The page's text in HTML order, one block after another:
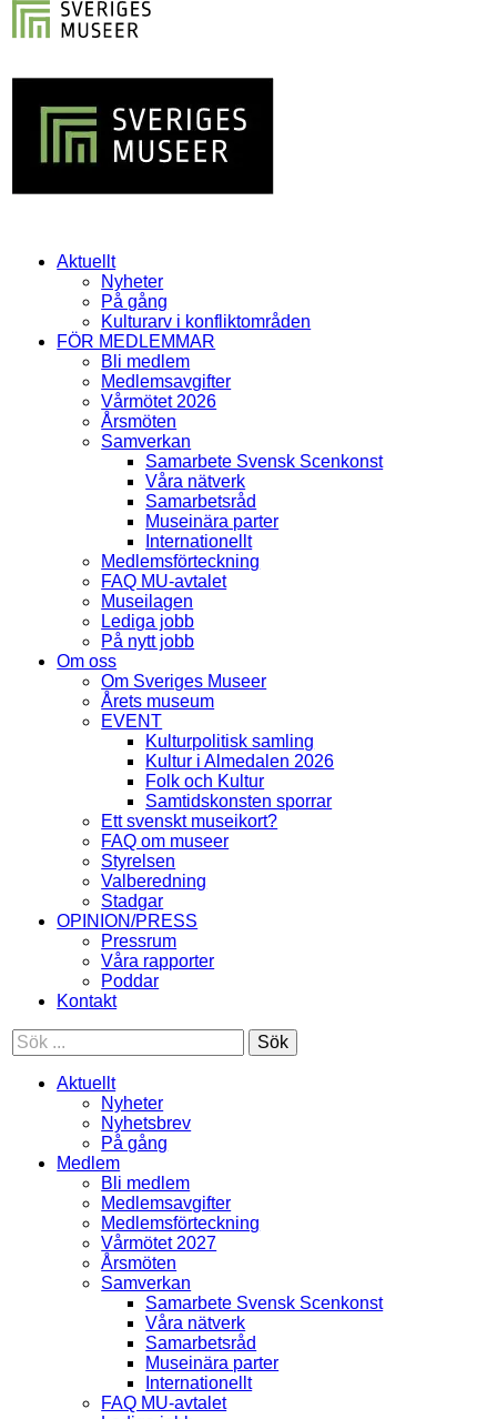
Aktuellt
Nyheter
På gång
Kulturarv i konfliktområden
FÖR MEDLEMMAR
Bli medlem
Medlemsavgifter
Vårmötet 2026
Årsmöten
Samverkan
Samarbete Svensk Scenkonst
Våra nätverk
Samarbetsråd
Museinära parter
Internationellt
Medlemsförteckning
FAQ MU-avtalet
Museilagen
Lediga jobb
På nytt jobb
Om oss
Om Sveriges Museer
Årets museum
EVENT
Kulturpolitisk samling
Kultur i Almedalen 2026
Folk och Kultur
Samtidskonsten sporrar
Ett svenskt museikort?
FAQ om museer
Styrelsen
Valberedning
Stadgar
OPINION/PRESS
Pressrum
Våra rapporter
Poddar
Kontakt
Sök
Aktuellt
Nyheter
Nyhetsbrev
På gång
Medlem
Bli medlem
Medlemsavgifter
Medlemsförteckning
Vårmötet 2027
Årsmöten
Samverkan
Samarbete Svensk Scenkonst
Våra nätverk
Samarbetsråd
Museinära parter
Internationellt
FAQ MU-avtalet